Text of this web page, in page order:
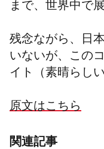
まで、世界中で
残念ながら、日
いないが、 この
イト（素晴らし
原文はこちら
関連記事